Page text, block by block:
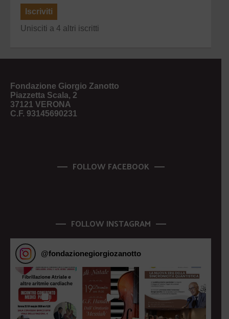
Iscriviti
Unisciti a 4 altri iscritti
Fondazione Giorgio Zanotto
Piazzetta Scala, 2
37121 VERONA
C.F. 93145690231
FOLLOW FACEBOOK
FOLLOW INSTAGRAM
@fondazionegiorgiozanotto